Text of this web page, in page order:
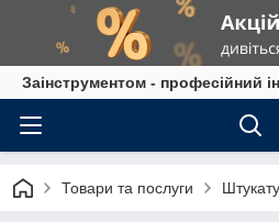
Заінструментом - професійний
Товари та послуги